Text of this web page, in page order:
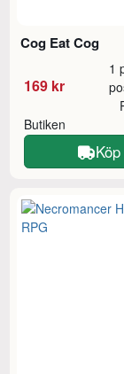
Cog Eat Cog
169 kr
1
Butiken
Köp